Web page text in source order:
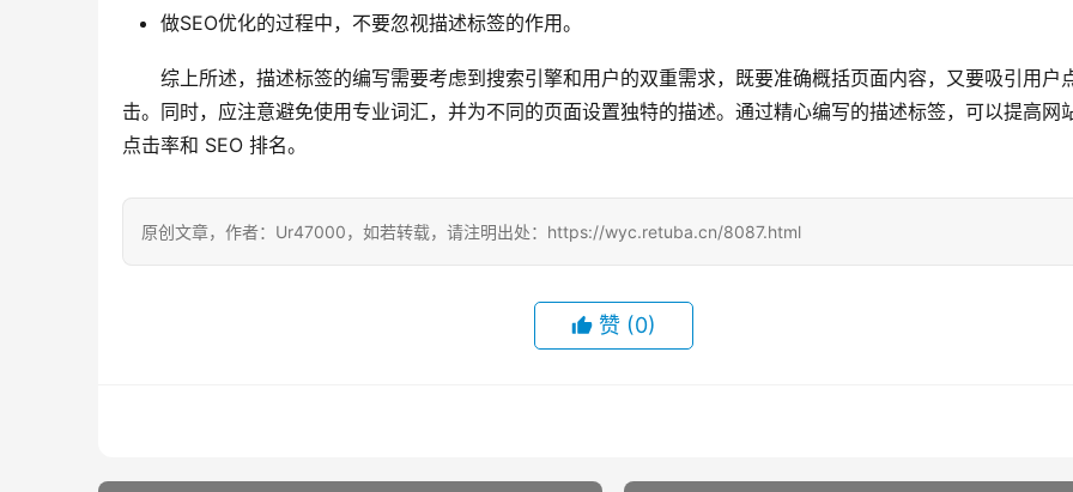
做SEO优化的过程中，不要忽视描述标签的作用。
综上所述，描述标签的编写需要考虑到搜索引擎和用户的双重需求，既要准确概括页面内容，又要吸引用户
击。同时，应注意避免使用专业词汇，并为不同的页面设置独特的描述。通过精心编写的描述标签，可以提高网
点击率和 SEO 排名。
原创文章，作者：Ur47000，如若转载，请注明出处：https://wyc.retuba.cn/8087.html
赞 (0)